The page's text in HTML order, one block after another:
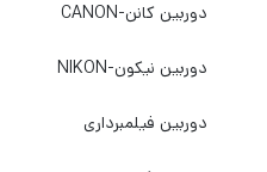
دوربین کانن-CANON
دوربین نیکون-NIKON
دوربین فیلمبرداری